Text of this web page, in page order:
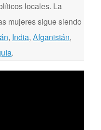
locales. La
mujeres sigue siendo
, India, Afganistán,
.